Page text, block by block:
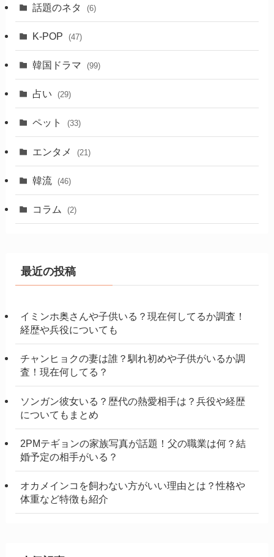
話題のネタ (6)
K-POP (47)
韓国ドラマ (99)
占い (29)
ペット (33)
エンタメ (21)
韓流 (46)
コラム (2)
最近の投稿
イミンホ奥さんや子供いる？現在何してるか調査！
経歴や兵役についても
チャンヒョクの妻は誰？馴れ初めや子供がいるか調
査！現在何してる？
ソンガン彼女いる？歴代の熱愛相手は？兵役や経歴
についてもまとめ
2PMテギョンの家族写真が話題！父の職業は何？結
婚予定の相手がいる？
オカメインコを飼わない方がいい理由とは？性格や
体重など特徴も紹介